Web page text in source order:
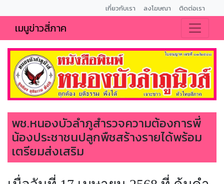
เกี่ยวกับเรา ลงโฆษณา ติดต่อเรา
เมนูข่าวสี่ภาค
พช.หนองบัวลำภูสำรวจความต้องการพี่
น้องประชาชนปลูกพืชสร้างรายได้พร้อม
เตรียมส่งเสริม